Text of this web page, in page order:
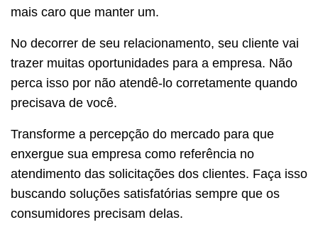
mais caro que manter um.
No decorrer de seu relacionamento, seu cliente vai
trazer muitas oportunidades para a empresa. Não
perca isso por não atendê-lo corretamente quando
precisava de você.
Transforme a percepção do mercado para que
enxergue sua empresa como referência no
atendimento das solicitações dos clientes. Faça isso
buscando soluções satisfatórias sempre que os
consumidores precisam delas.